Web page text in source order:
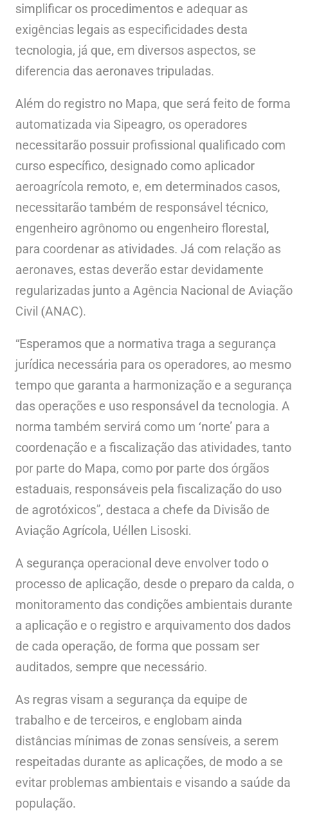
simplificar os procedimentos e adequar as
exigências legais as especificidades desta
tecnologia, já que, em diversos aspectos, se
diferencia das aeronaves tripuladas.
Além do registro no Mapa, que será feito de forma
automatizada via Sipeagro, os operadores
necessitarão possuir profissional qualificado com
curso específico, designado como aplicador
aeroagrícola remoto, e, em determinados casos,
necessitarão também de responsável técnico,
engenheiro agrônomo ou engenheiro florestal,
para coordenar as atividades. Já com relação as
aeronaves, estas deverão estar devidamente
regularizadas junto a Agência Nacional de Aviação
Civil (ANAC).
“Esperamos que a normativa traga a segurança
jurídica necessária para os operadores, ao mesmo
tempo que garanta a harmonização e a segurança
das operações e uso responsável da tecnologia. A
norma também servirá como um ‘norte’ para a
coordenação e a fiscalização das atividades, tanto
por parte do Mapa, como por parte dos órgãos
estaduais, responsáveis pela fiscalização do uso
de agrotóxicos”, destaca a chefe da Divisão de
Aviação Agrícola, Uéllen Lisoski.
A segurança operacional deve envolver todo o
processo de aplicação, desde o preparo da calda, o
monitoramento das condições ambientais durante
a aplicação e o registro e arquivamento dos dados
de cada operação, de forma que possam ser
auditados, sempre que necessário.
As regras visam a segurança da equipe de
trabalho e de terceiros, e englobam ainda
distâncias mínimas de zonas sensíveis, a serem
respeitadas durante as aplicações, de modo a se
evitar problemas ambientais e visando a saúde da
população.